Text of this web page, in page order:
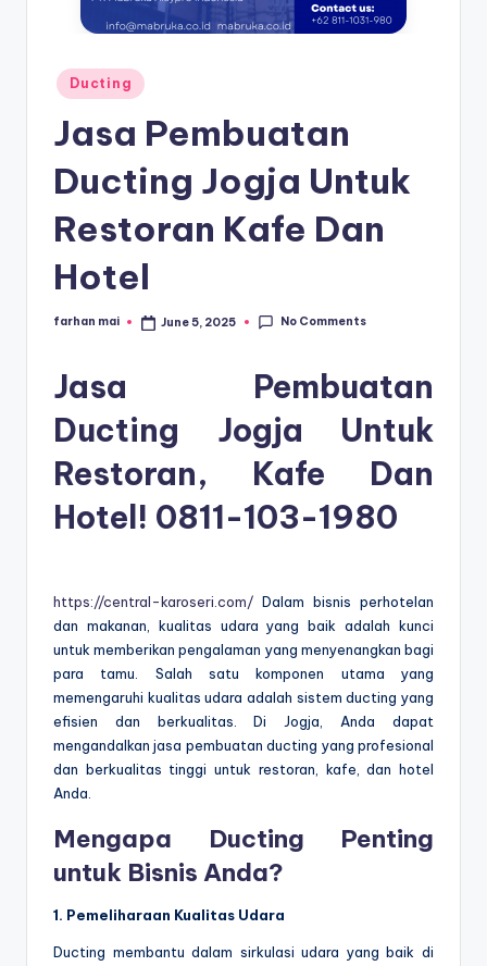
Posted
in
Ducting
Jasa Pembuatan
Ducting Jogja Untuk
Restoran Kafe Dan
Hotel
Posted
farhan mai June 5, 2025 No Comments
Jasa Pembuatan
Ducting Jogja Untuk
Restoran, Kafe Dan
Hotel! 0811-103-1980
https://central-karoseri.com/ Dalam bisnis perhotelan
dan makanan, kualitas udara yang baik adalah kunci
untuk memberikan pengalaman yang menyenangkan bagi
para tamu. Salah satu komponen utama yang
memengaruhi kualitas udara adalah sistem ducting yang
efisien dan berkualitas. Di Jogja, Anda dapat
mengandalkan jasa pembuatan ducting yang profesional
dan berkualitas tinggi untuk restoran, kafe, dan hotel
Anda.
Mengapa Ducting Penting
untuk Bisnis Anda?
1. Pemeliharaan Kualitas Udara
Ducting membantu dalam sirkulasi udara yang baik di